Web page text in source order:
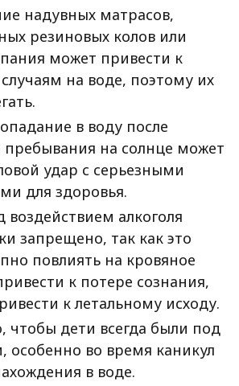
надувных матрасов,
резиновых колов или
может привести к
на воде, поэтому их
в воду после
пребывания на солнце может
удар с серьезными
для здоровья.
воздействием алкоголя
запрещено, так как это
повлиять на кровяное
к потере сознания,
к летальному исходу.
чтобы дети всегда были под
особенно во время каникул
в воде.